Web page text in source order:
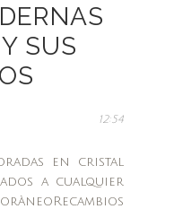
SUS
12:54
en cristal
a cualquier